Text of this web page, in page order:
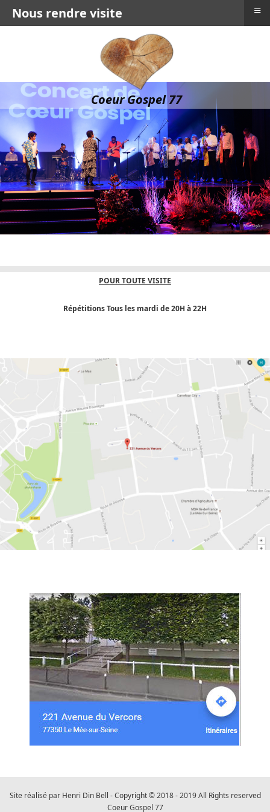
Coeur Gospel 77
POUR TOUTE VISITE
Répétitions Tous les mardi de 20H à 22H
Site réalisé par Henri Din Bell - Copyright © 2018 - 2019 All Rights reserved
Coeur Gospel 77
Nous rendre visite ≡